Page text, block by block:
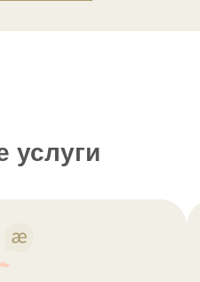
услуги